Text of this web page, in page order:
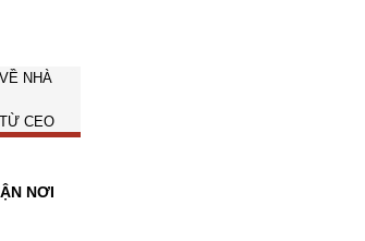
NHÀ
CEO
NƠI